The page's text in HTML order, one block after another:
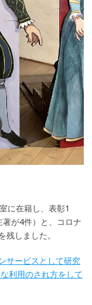
に在籍し、表彰1
が4件）と、コロナ
残しました。
サービスとして研究
利用のされ方をして